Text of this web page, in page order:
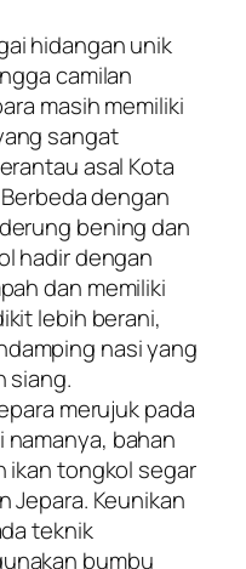
hidangan unik
camilan
masih memiliki
sangat
asal Kota
dengan
bening dan
hadir dengan
dan memiliki
lebih berani,
nasi yang
siang.
merujuk pada
namanya, bahan
ikan tongkol segar
Jepara. Keunikan
teknik
bumbu